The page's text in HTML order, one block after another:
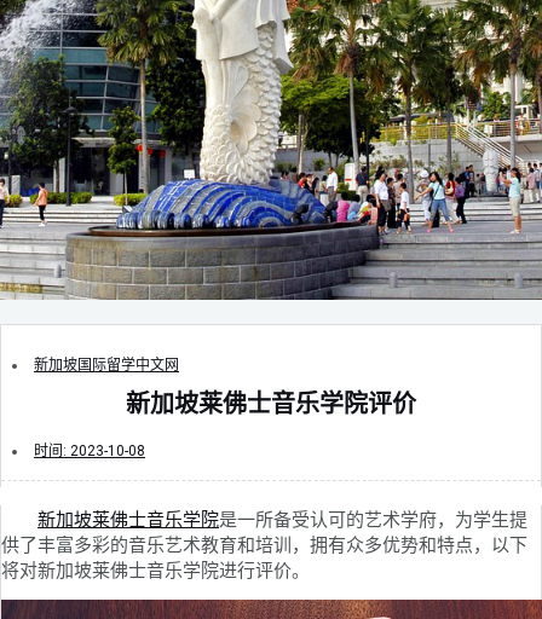
新加坡国际留学中文网
新加坡莱佛士音乐学院评价
时间: 2023-10-08
新加坡莱佛士音乐学院是一所备受认可的艺术学府，为学生提
供了丰富多彩的音乐艺术教育和培训，拥有众多优势和特点，以下
将对新加坡莱佛士音乐学院进行评价。